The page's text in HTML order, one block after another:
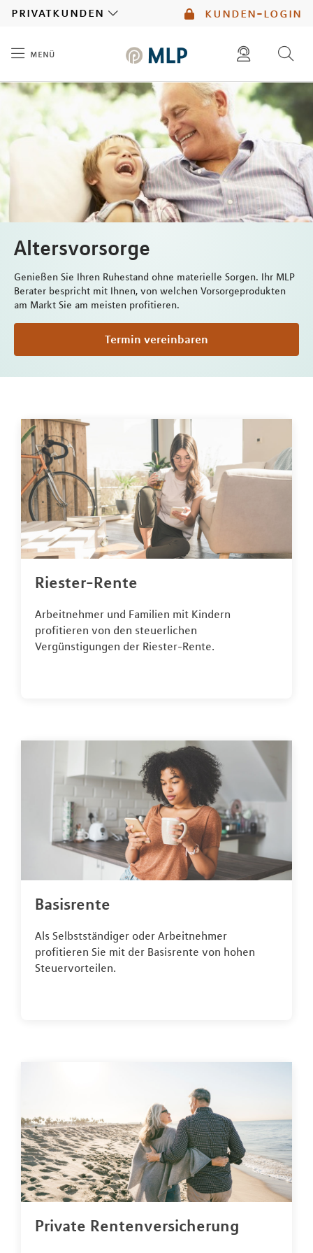
kunden-login
privatkunden
menü
diese website durchsuchen
mlp berater finden
Inhalt
Altersvorsorge
Genießen Sie Ihren Ruhestand ohne materielle Sorgen. Ihr MLP
Berater bespricht mit Ihnen, von welchen Vorsorgeprodukten
am Markt Sie am meisten profitieren.
Termin vereinbaren
Riester-Rente
Arbeitnehmer und Familien mit Kindern
profitieren von den steuerlichen
Vergünstigungen der Riester-Rente.
Basisrente
Als Selbstständiger oder Arbeitnehmer
profitieren Sie mit der Basisrente von hohen
Steuervorteilen.
Private Rentenversicherung